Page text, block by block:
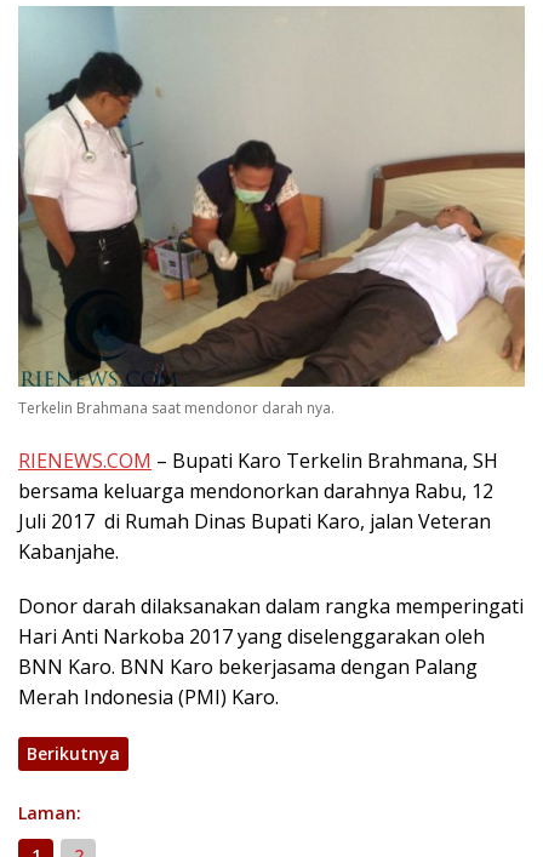
Terkelin Brahmana saat mendonor darah nya.
RIENEWS.COM – Bupati Karo Terkelin Brahmana, SH
bersama keluarga mendonorkan darahnya Rabu, 12
Juli 2017 di Rumah Dinas Bupati Karo, jalan Veteran
Kabanjahe.
Donor darah dilaksanakan dalam rangka memperingati
Hari Anti Narkoba 2017 yang diselenggarakan oleh
BNN Karo. BNN Karo bekerjasama dengan Palang
Merah Indonesia (PMI) Karo.
Berikutnya
Laman: